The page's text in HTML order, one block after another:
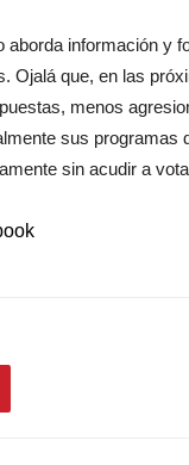
aborda información y
Ojalá que, en las
menos
sus
sin acudir a